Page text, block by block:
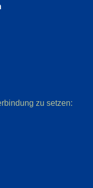
zu setzen: